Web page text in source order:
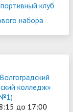
клуб
набора
колледж»
до 17:00